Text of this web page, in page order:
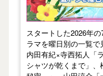
スタートした2026年
ラマを曜日別の一覧で
内田有紀×寺西拓人「
シャツが乾くまで」